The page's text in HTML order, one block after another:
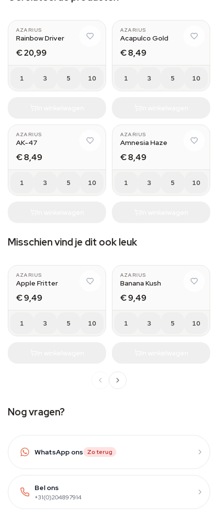
AZARIUS
Rainbow Driver
€ 20,99
1 3 5 10
AZARIUS
Acapulco Gold
€ 8,49
1 3 5 10
AZARIUS
AK-47
€ 8,49
1 3 5 10
AZARIUS
Amnesia Haze
€ 8,49
1 3 5 10
Misschien vind je dit ook leuk
AZARIUS
Apple Fritter
€ 9,49
1 3 5 10
AZARIUS
Banana Kush
€ 9,49
1 3 5 10
Nog vragen?
WhatsApp ons Zo terug
Bel ons
+31(0)204897914